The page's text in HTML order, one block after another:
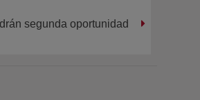
segunda oportunidad